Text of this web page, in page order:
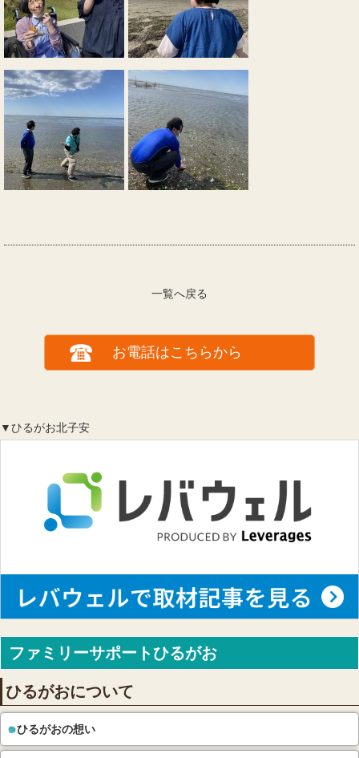
一覧へ戻る
お電話はこちらから
▼ひるがお北子安
ファミリーサポートひるがお
ひるがおについて
ひるがおの想い